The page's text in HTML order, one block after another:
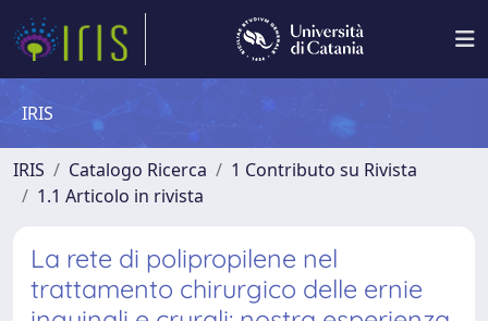
IRIS
IRIS Catalogo Ricerca
1 Contributo su Rivista
1.1 Articolo in rivista
La rete di polipropilene nel
trattamento chirurgico delle ernie